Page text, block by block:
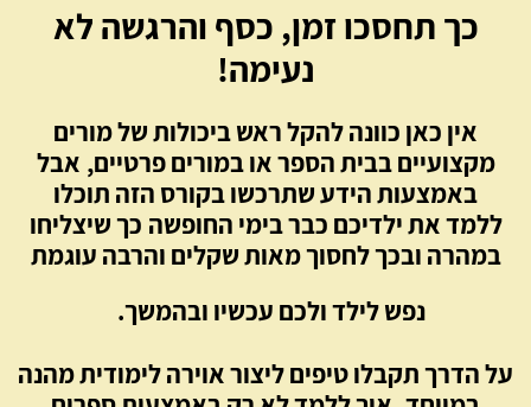
כך תחסכו זמן, כסף והרגשה לא
נעימה!
אין כאן כוונה להקל ראש ביכולות של מורים
מקצועיים בבית הספר או במורים פרטיים, אבל
באמצעות הידע שתרכשו בקורס הזה תוכלו
ללמד את ילדיכם כבר בימי החופשה כך שיצליחו
במהרה ובכך לחסוך מאות שקלים והרבה עוגמת
נפש לילד ולכם עכשיו ובהמשך.
על הדרך תקבלו טיפים ליצור אוירה לימודית מהנה